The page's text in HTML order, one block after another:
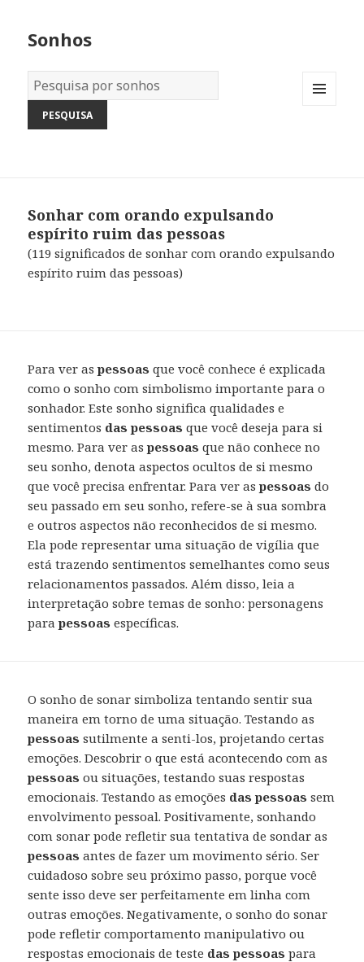
Sonhos
Dicionário
dos
Sonhos:
Sonhar com orando expulsando
espírito ruim das pessoas
(119 significados de sonhar com orando expulsando
espírito ruim das pessoas)
Para ver aspessoas que você conhece é explicada
como o sonho com simbolismo importante para o
sonhador. Este sonho significa qualidades e
sentimentos das pessoas que você deseja para si
mesmo. Para ver aspessoas que não conhece no
seu sonho, denota aspectos ocultos de si mesmo
que você precisa enfrentar. Para ver aspessoas do
seu passado em seu sonho, refere-se à sua sombra
e outros aspectos não reconhecidos de si mesmo.
Ela pode representar uma situação de vigília que
está trazendo sentimentos semelhantes como seus
relacionamentos passados. Além disso, leia a
interpretação sobre temas de sonho: personagens
parapessoas específicas.
O sonho de sonar simboliza tentando sentir sua
maneira em torno de uma situação. Testando as
pessoas sutilmente a senti-los, projetando certas
emoções. Descobrir o que está acontecendo com as
pessoas ou situações, testando suas respostas
emocionais. Testando as emoções das pessoas sem
envolvimento pessoal. Positivamente, sonhando
com sonar pode refletir sua tentativa de sondar as
pessoas antes de fazer um movimento sério. Ser
cuidadoso sobre seu próximo passo, porque você
sente isso deve ser perfeitamente em linha com
outras emoções. Negativamente, o sonho do sonar
pode refletir comportamento manipulativo ou
respostas emocionais de teste das pessoas para